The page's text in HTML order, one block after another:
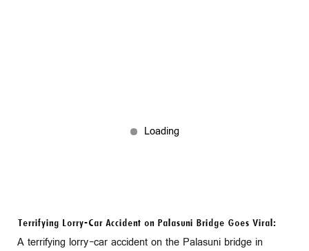
Terrifying Lorry-Car Accident on Palasuni Bridge Goes Viral:
A terrifying lorry-car accident on the Palasuni bridge in